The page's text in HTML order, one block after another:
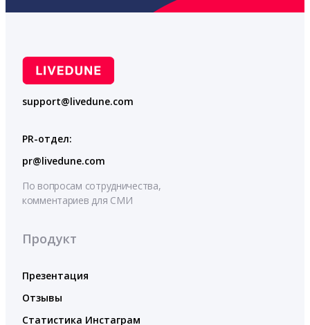
support@livedune.com
PR-отдел:
pr@livedune.com
По вопросам сотрудничества,
комментариев для СМИ
Продукт
Презентация
Отзывы
Статистика Инстаграм